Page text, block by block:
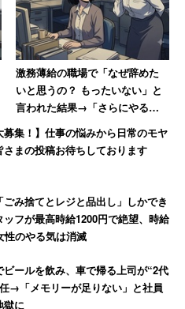
個人の問題であって学歴
い学校出ているんでし
嫌だった」
受けた、という人も多かっ
いが、必ずしもその人の能力
い。そもそも謙虚な気持ちを
どしなくても周囲から尊敬
でほしい。
激務薄給の職場で「なぜ辞めた
いと思うの？ もったいない」と
言われた結果→「さらにやる気
を失いました。もちろん退職」
募集！】仕事の悩みから日常のモヤ
さまの投稿お待ちしております
み捨てとレジと品出し」しかでき
ッフが最高時給1200円で絶望、時給
性のやる気は消滅
ビールを飲み、車で帰る上司が“2代
→「メモリーが足りない」と社員
獄に